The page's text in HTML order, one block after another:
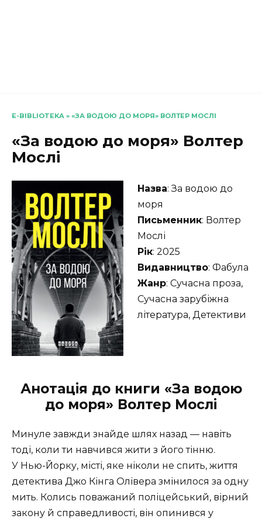
E-BIBLIOTEKA » «ЗА ВОДОЮ ДО МОРЯ» ВОЛТЕР МОСЛІ
«За водою до моря» Волтер
Мослі
Назва: За водою до
моря
Письменник: Волтер
Мослі
Рік: 2025
Видавництво: Фабула
Жанр: Сучасна проза,
Сучасна зарубіжна
література, Детективи
Анотація до книги «За водою
до моря» Волтер Мослі
Минуле завжди знайде шлях назад — навіть
тоді, коли ти навчився жити з його тінню.
У Нью-Йорку, місті, яке ніколи не спить, життя
детектива Джо Кінга Олівера змінилося за одну
мить. Колись поважаний поліцейський, вірний
закону й справедливості, він опинився у